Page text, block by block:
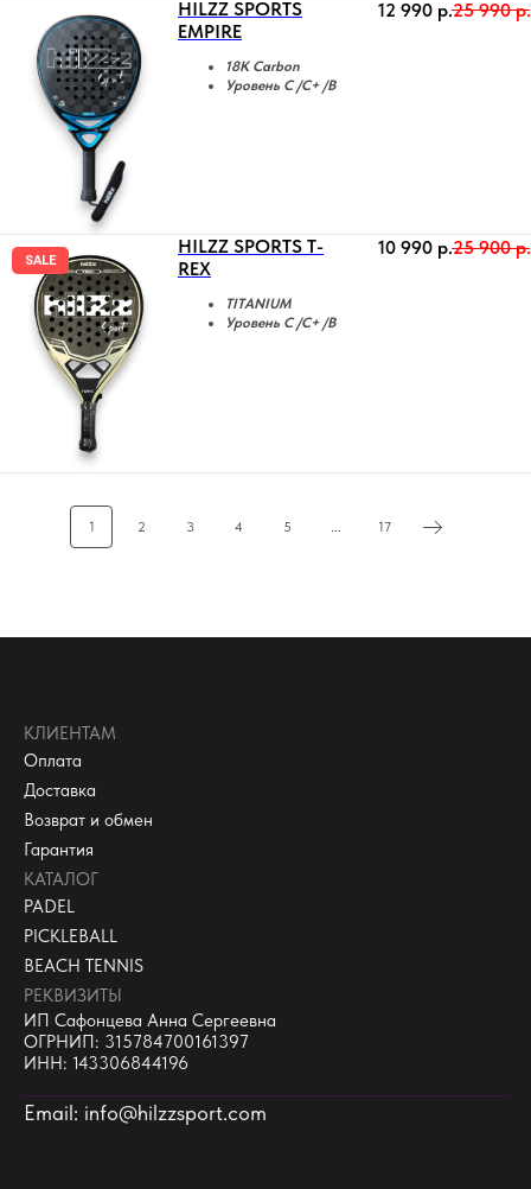
HILZZ SPORTS
EMPIRE
18K Carbon
Уровень C /C+ /B
12 990 р.25 990 р.
SALE
HILZZ SPORTS T-
REX
TITANIUM
Уровень C /C+ /B
10 990 р.25 900 р.
1 2 3 4 5 ... 17
КЛИЕНТАМ
Оплата
Доставка
Возврат и обмен
Гарантия
КАТАЛОГ
PADEL
PICKLEBALL
BEACH TENNIS
РЕКВИЗИТЫ
ИП Сафонцева Анна Сергеевна
ОГРНИП: 315784700161397
ИНН: 143306844196
Email: info@hilzzsport.com